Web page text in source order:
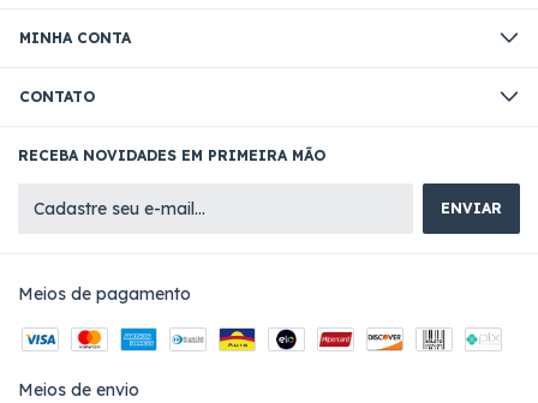
MINHA CONTA
CONTATO
RECEBA NOVIDADES EM PRIMEIRA MÃO
Meios de pagamento
Meios de envio